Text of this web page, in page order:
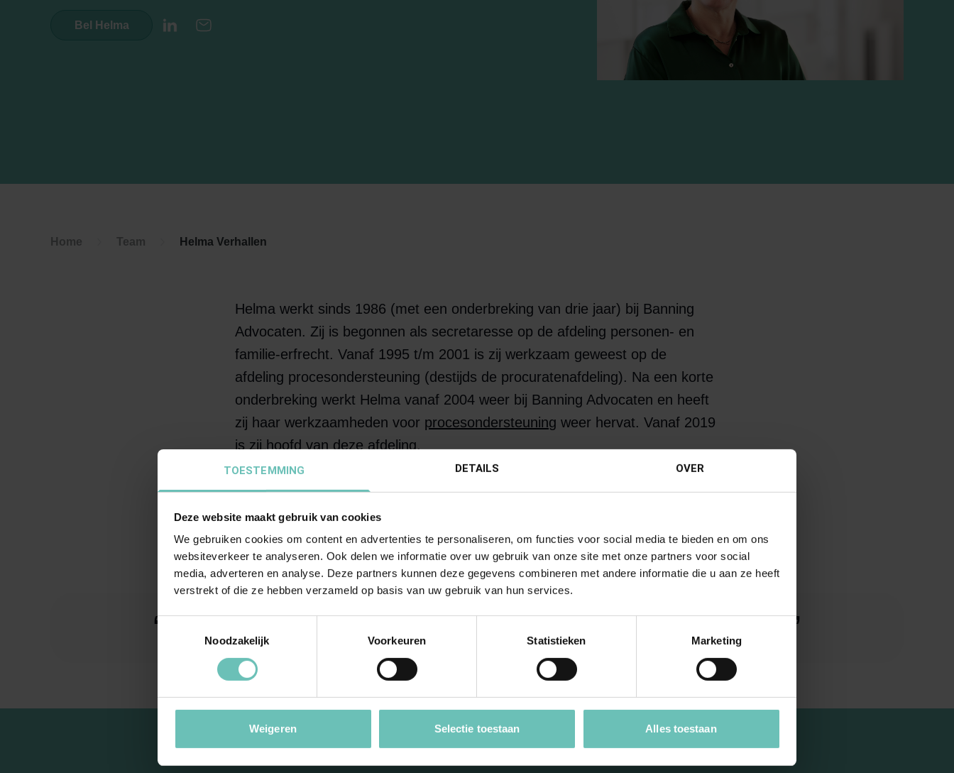
TOESTEMMING DETAILS OVER
Deze website maakt gebruik van cookies
We gebruiken cookies om content en advertenties te personaliseren, om functies voor social media te bieden en om ons
websiteverkeer te analyseren. Ook delen we informatie over uw gebruik van onze site met onze partners voor social
media, adverteren en analyse. Deze partners kunnen deze gegevens combineren met andere informatie die u aan ze heeft
verstrekt of die ze hebben verzameld op basis van uw gebruik van hun services.
Toestemmingsselectie
Noodzakelijk
Voorkeuren Statistieken Marketing
Weigeren Selectie toestaan Alles toestaan
Bel Helma
LinkedInE-mail
Home Team Helma Verhallen
Helma werkt sinds 1986 (met een onderbreking van drie jaar) bij Banning
Advocaten. Zij is begonnen als secretaresse op de afdeling personen- en
familie-erfrecht. Vanaf 1995 t/m 2001 is zij werkzaam geweest op de
afdeling procesondersteuning (destijds de procuratenafdeling). Na een korte
onderbreking werkt Helma vanaf 2004 weer bij Banning Advocaten en heeft
zij haar werkzaamheden voor procesondersteuning weer hervat. Vanaf 2019
is zij hoofd van deze afdeling.
Helma is als juridisch secretaresse op meerdere secties werkzaam geweest
en heeft in de loop der jaren meerdere functies en taken gehad. Inmiddels
houdt zich ook bezig met de facilitaire werkzaamheden binnen Banning.
“Waarom moeilijk doen als het samen kan”